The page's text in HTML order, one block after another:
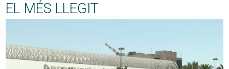
EL MÉS LLEGIT